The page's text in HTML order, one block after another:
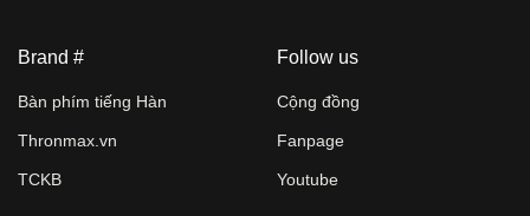
Brand #
Bàn phím tiếng Hàn
Thronmax.vn
TCKB
Follow us
Cộng đồng
Fanpage
Youtube